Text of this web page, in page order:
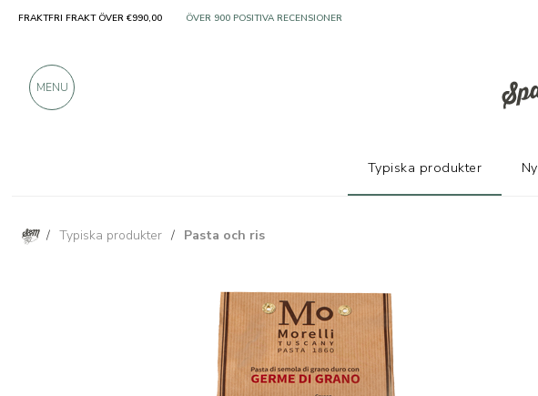
/ Typiska produkter / Pasta och ris
FRAKTFRI FRAKT ÖVER €990,00 ENDAST PRODUKTER FRÅN UTMÄRKTA TILLVERKARE
MENU
Typiska produkter